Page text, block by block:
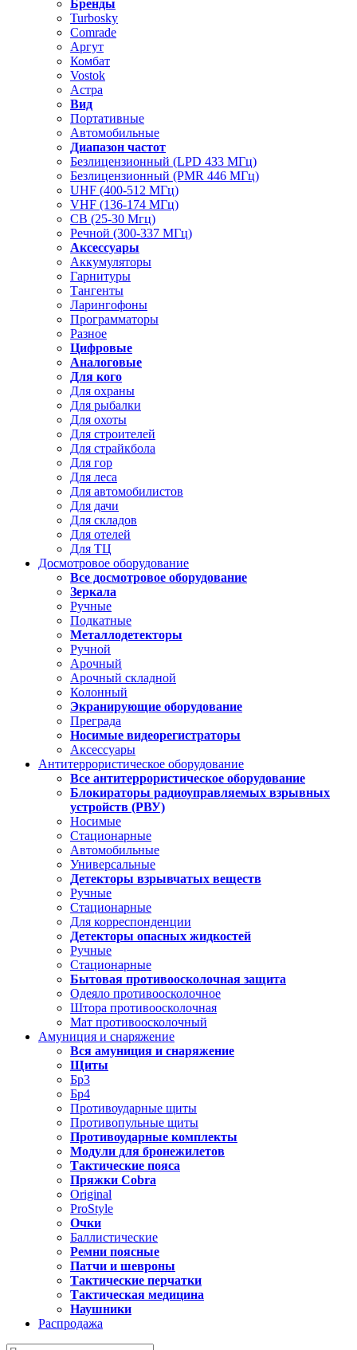
Бренды
Turbosky
Comrade
Аргут
Комбат
Vostok
Астра
Вид
Портативные
Автомобильные
Диапазон частот
Безлицензионный (LPD 433 МГц)
Безлицензионный (PMR 446 МГц)
UHF (400-512 МГц)
VHF (136-174 МГц)
CB (25-30 Мгц)
Речной (300-337 МГц)
Аксессуары
Аккумуляторы
Гарнитуры
Тангенты
Ларингофоны
Программаторы
Разное
Цифровые
Аналоговые
Для кого
Для охраны
Для рыбалки
Для охоты
Для строителей
Для страйкбола
Для гор
Для леса
Для автомобилистов
Для дачи
Для складов
Для отелей
Для ТЦ
Досмотровое оборудование
Все досмотровое оборудование
Зеркала
Ручные
Подкатные
Металлодетекторы
Ручной
Арочный
Арочный складной
Колонный
Экранирующие оборудование
Преграда
Носимые видеорегистраторы
Аксессуары
Антитеррористическое оборудование
Все антитеррористическое оборудование
Блокираторы радиоуправляемых взрывных
устройств (РВУ)
Носимые
Стационарные
Автомобильные
Универсальные
Детекторы взрывчатых веществ
Ручные
Стационарные
Для корреспонденции
Детекторы опасных жидкостей
Ручные
Стационарные
Бытовая противоосколочная защита
Одеяло противоосколочное
Штора противоосколочная
Мат противоосколочный
Амуниция и снаряжение
Вся амуниция и снаряжение
Щиты
Бр3
Бр4
Противоударные щиты
Противопульные щиты
Противоударные комплекты
Модули для бронежилетов
Тактические пояса
Пряжки Cobra
Original
ProStyle
Очки
Баллистические
Ремни поясные
Патчи и шевроны
Тактические перчатки
Тактическая медицина
Наушники
Распродажа